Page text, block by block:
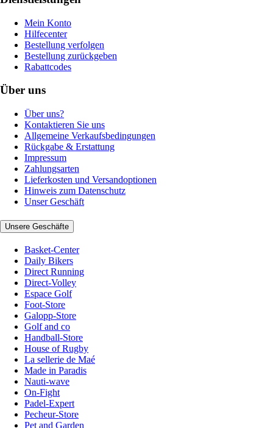
Mein Konto
Hilfecenter
Bestellung verfolgen
Bestellung zurückgeben
Rabattcodes
Über uns
Über uns?
Kontaktieren Sie uns
Allgemeine Verkaufsbedingungen
Rückgabe & Erstattung
Impressum
Zahlungsarten
Lieferkosten und Versandoptionen
Hinweis zum Datenschutz
Unser Geschäft
Unsere Geschäfte
Basket-Center
Daily Bikers
Direct Running
Direct-Volley
Espace Golf
Foot-Store
Galopp-Store
Golf and co
Handball-Store
House of Rugby
La sellerie de Maé
Made in Paradis
Nauti-wave
On-Fight
Padel-Expert
Pecheur-Store
Pet and Garden